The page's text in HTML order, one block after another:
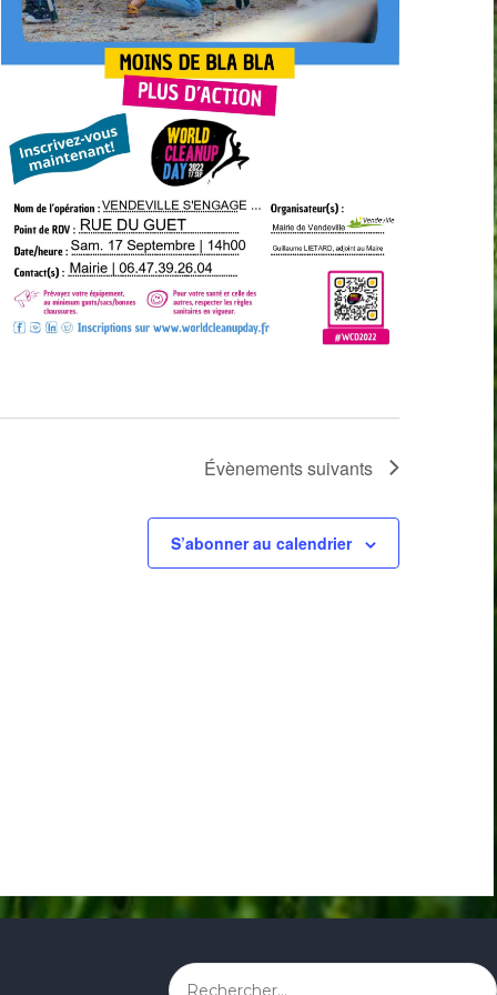
Évènementssuivants
S’abonner au calendrier
Rechercher :